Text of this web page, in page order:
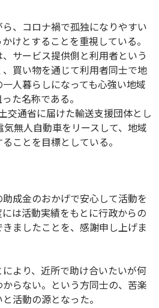
、コロナ禍で孤独になりやすい
けとすることを重視している。
サービス提供側と利用者という
買い物を通じて利用者同士で地
人暮らしになっても心強い地域
た名称である。
交通省に届けた輸送支援団体とし
無人自動車をリースして、地域
ことを目標としている。
成金のおかげで安心して活動を
は活動実績をもとに行政からの
ましたことを、感謝申し上げま
より、近所で助け合いたいが何
らない。という方同士の、苦楽
活動の源となった。